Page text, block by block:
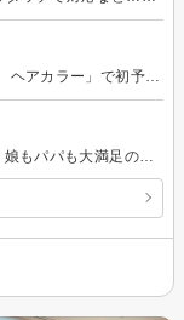
カットのみで数回経験済みでしたが今回 「カット、ヘアカラー」で初予約しました。 結び跡があるからとヘアアイロンを使用して からのカットに驚き、白髪染め一択でしたが 希望の色を聞いてくれてヘアカラーに！ アレンジ調合して頂いた様でとても手際も良く たっぷり完璧に仕上げて頂き大大満足です😃 癒やしの空間でした！ 有難うございました🙂 ずっと通い続けたいと思います🙂
久しぶりに娘と2人分予約させていただきました！ 娘もパパも大満足の仕上がり！！ 今後ともよろしくお願いいたします！